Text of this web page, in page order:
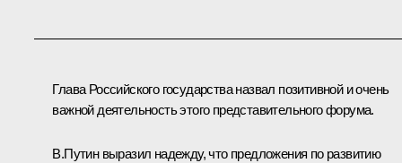
Глава Российского государства назвал позитивной и очень
важной деятельность этого представительного форума.
В.Путин выразил надежду, что предложения по развитию